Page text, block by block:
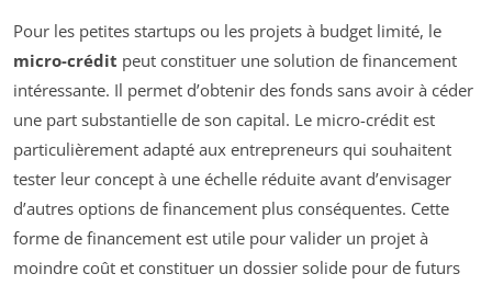
Pour les petites startups ou les projets à budget limité, le
micro-crédit peut constituer une solution de financement
intéressante. Il permet d’obtenir des fonds sans avoir à céder
une part substantielle de son capital. Le micro-crédit est
particulièrement adapté aux entrepreneurs qui souhaitent
tester leur concept à une échelle réduite avant d’envisager
d’autres options de financement plus conséquentes. Cette
forme de financement est utile pour valider un projet à
moindre coût et constituer un dossier solide pour de futurs